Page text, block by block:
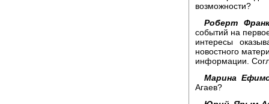
возможности?
Роберт
событий на
интересы
новостного
информации.
Марина
Агаев?